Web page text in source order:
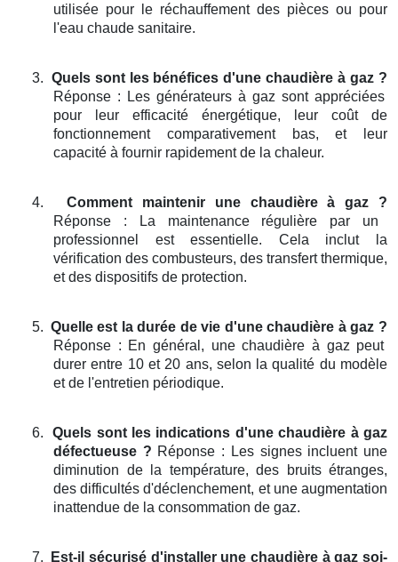
utilisée pour le réchauffement des pièces ou pour
l'eau chaude sanitaire.
3. Quels sont les bénéfices d'une chaudière à gaz ?
Réponse : Les générateurs à gaz sont appréciées
pour leur efficacité énergétique, leur coût de
fonctionnement comparativement bas, et leur
capacité à fournir rapidement de la chaleur.
4.
Comment maintenir une chaudière à gaz ?
Réponse : La maintenance régulière par un
professionnel est essentielle. Cela inclut la
vérification des combusteurs, des transfert thermique,
et des dispositifs de protection.
5. Quelle est la durée de vie d'une chaudière à gaz ?
Réponse : En général, une chaudière à gaz peut
durer entre 10 et 20 ans, selon la qualité du modèle
et de l'entretien périodique.
6.
Quels sont les indications d'une chaudière à gaz
défectueuse ? Réponse : Les signes incluent une
diminution de la température, des bruits étranges,
des difficultés d'déclenchement, et une augmentation
inattendue de la consommation de gaz.
7.
Est-il sécurisé d'installer une chaudière à gaz soi-